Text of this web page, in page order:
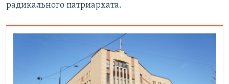
радикального патриархата.